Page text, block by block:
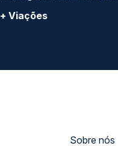
+ Viações
Sobre nós